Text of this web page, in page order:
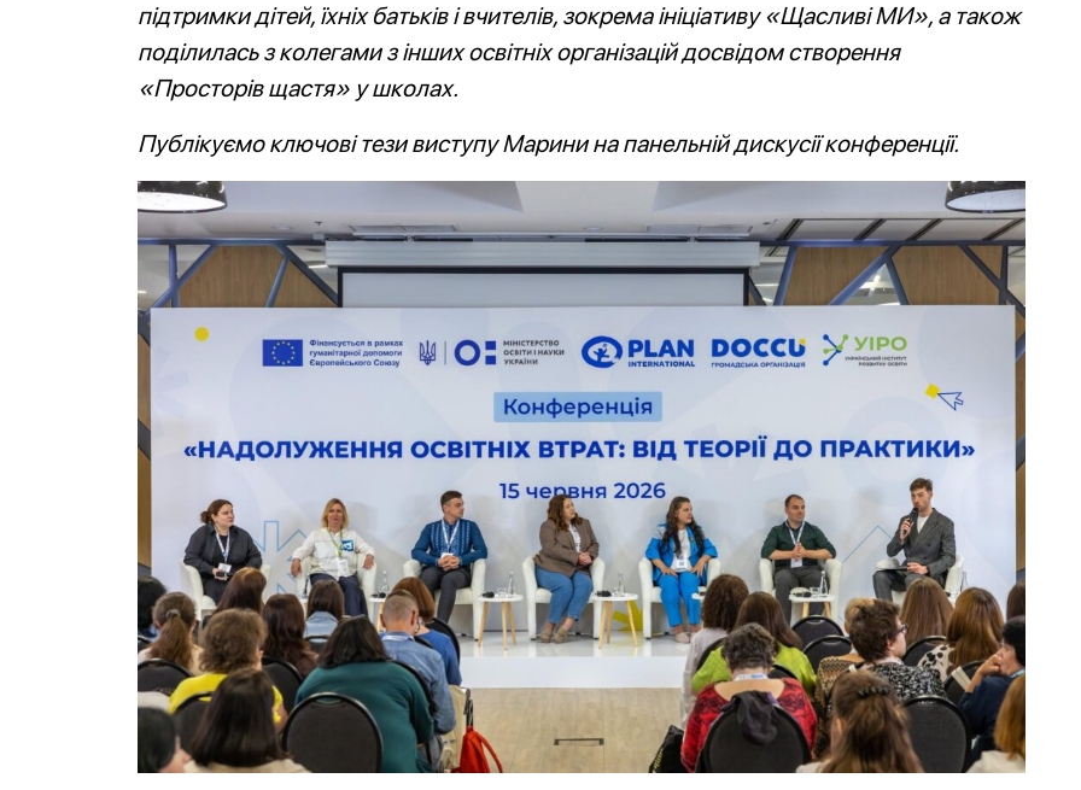
підтримки дітей, їхніх батьків і вчителів, зокрема ініціативу «Щасливі МИ», а також
поділилась з колегами з інших освітніх організацій досвідом створення
«Просторів щастя» у школах.
Публікуємо ключові тези виступу Марини на панельній дискусії конференції.